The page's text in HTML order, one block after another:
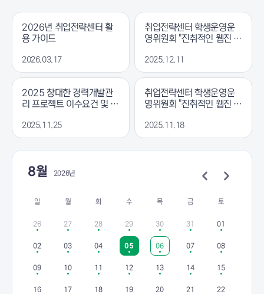
2026년 취업전략센터 활
용 가이드
2026.03.17
취업전략센터 학생운영운
영위원회 "진취적인 웹진 V
2025.12.11
2025 창대한 경력개발관
리 프로젝트 이수요건 및 제
2025.11.25
취업전략센터 학생운영운
영위원회 "진취적인 웹진 V
2025.11.18
8월 2026년
일 월 화 수 목 금 토
26 27 28 29 30 31 01
02 03 04 05 06 07 08
09 10 11 12 13 14 15
16 17 18 19 20 21 22